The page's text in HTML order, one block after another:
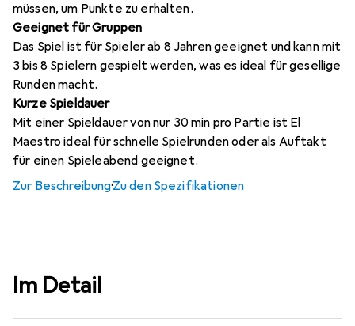
müssen, um Punkte zu erhalten.
Geeignet für Gruppen
Das Spiel ist für Spieler ab 8 Jahren geeignet und kann mit
3 bis 8 Spielern gespielt werden, was es ideal für gesellige
Runden macht.
Kurze Spieldauer
Mit einer Spieldauer von nur 30 min pro Partie ist El
Maestro ideal für schnelle Spielrunden oder als Auftakt
für einen Spieleabend geeignet.
Zur Beschreibung·Zu den Spezifikationen
Im Detail